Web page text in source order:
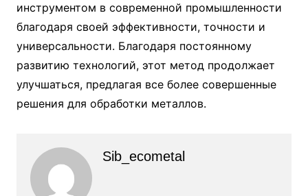
инструментом в современной промышленности
благодаря своей эффективности, точности и
универсальности. Благодаря постоянному
развитию технологий, этот метод продолжает
улучшаться, предлагая все более совершенные
решения для обработки металлов.
Sib_ecometal